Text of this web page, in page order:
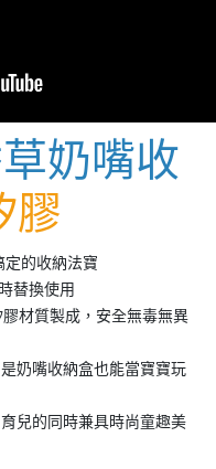
奶嘴收
膠
定的收納法寶
替換使用
膠材質製成，安全無毒無異
奶嘴收納盒也能當寶寶玩
兒的同時兼具時尚童趣美